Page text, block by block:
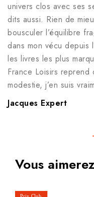
univers clos avec ses
dits aussi. Rien de
bousculer l’équilibre
dans mon vécu depuis
les livres les plus
France Loisirs
modestie, j’en suis
Jacques Expert
Vous